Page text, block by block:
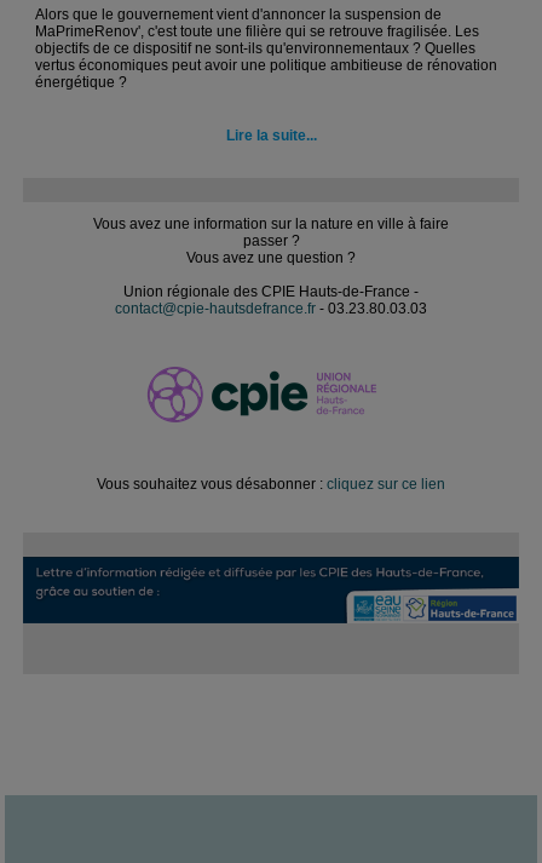
Alors que le gouvernement vient d'annoncer la suspension de
MaPrimeRenov', c'est toute une filière qui se retrouve fragilisée. Les
objectifs de ce dispositif ne sont-ils qu'environnementaux ? Quelles
vertus économiques peut avoir une politique ambitieuse de rénovation
énergétique ?
Lire la suite...
Vous avez une information sur la nature en ville à faire
passer ?
Vous avez une question ?
Union régionale des CPIE Hauts-de-France -
contact@cpie-hautsdefrance.fr - 03.23.80.03.03
Vous souhaitez vous désabonner : cliquez sur ce lien